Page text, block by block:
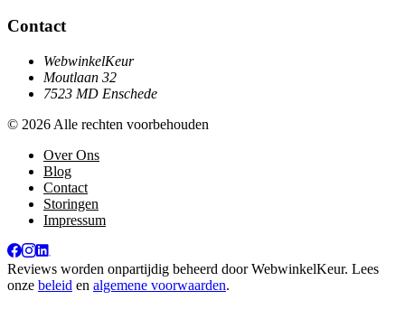
Contact
WebwinkelKeur
Moutlaan 32
7523 MD Enschede
© 2026 Alle rechten voorbehouden
Over Ons
Blog
Contact
Storingen
Impressum
Reviews worden onpartijdig beheerd doorWebwinkelKeur. Lees
onze beleid en algemene voorwaarden.